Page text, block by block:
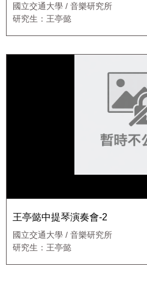
國立交通大學 / 音樂研究所
研究生：王亭懿
王亭懿中提琴演奏會-2
國立交通大學 / 音樂研究所
研究生：王亭懿